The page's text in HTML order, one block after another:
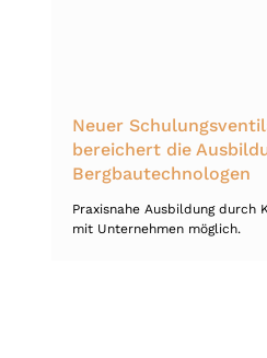
Neuer
bereichert die
Bergbautechnologen
Praxisnahe Ausbildung durch
mit Unternehmen möglich.